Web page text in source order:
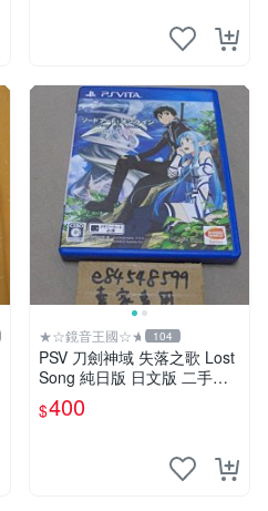
★☆鏡音王國☆★ 104
PSV 刀劍神域 失落之歌 Lost
Song 純日版 日文版 二手良
$400